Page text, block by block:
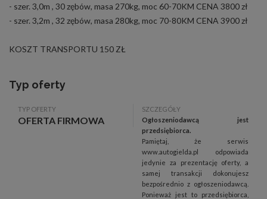
- szer. 3,0m , 30 zębów, masa 270kg, moc 60-70KM CENA 3800 zł
- szer. 3,2m , 32 zębów, masa 280kg, moc 70-80KM CENA 3900 zł
KOSZT TRANSPORTU 150 ZŁ
Typ oferty
TYP OFERTY
OFERTA FIRMOWA
SZCZEGÓŁY
Ogłoszeniodawcą jest
przedsiębiorca.
Pamiętaj, że serwis
www.autogielda.pl odpowiada
jedynie za prezentację oferty, a
samej transakcji dokonujesz
bezpośrednio z ogłoszeniodawcą.
Ponieważ jest to przedsiębiorca,